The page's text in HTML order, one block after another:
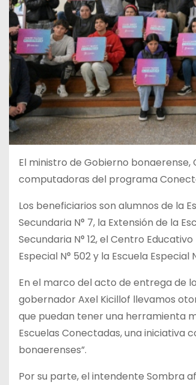
El ministro de Gobierno
computadoras del programa
Los beneficiarios son alumnos de la
Secundaria N° 7, la Extensión de la
Secundaria N° 12, el Centro
Especial N° 502 y la Escuela Especial
En el marco del acto de entrega de
gobernador Axel Kicillof llevamos
que puedan tener una herramienta
Escuelas Conectadas, una iniciativa
bonaerenses”.
Por su parte, el intendente Sombra